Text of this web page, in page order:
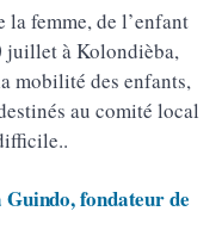
femme, de l’enfant
juillet à Kolondièba,
mobilité des enfants,
au comité local
fondateur de